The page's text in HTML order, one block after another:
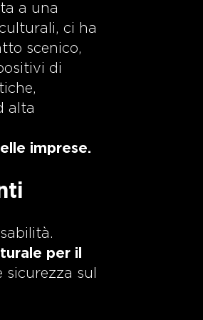
a una
ci ha
scenico,
di
alta
imprese.
per il
sul